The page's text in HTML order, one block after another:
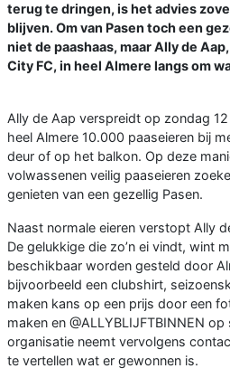
terug te dringen, is het advies
blijven. Om van Pasen toch een
niet de paashaas, maar Ally de
City FC, in heel Almere langs om
Ally de Aap verspreidt op zondag
heel Almere 10.000 paaseieren bij
deur of op het balkon. Op deze
volwassenen veilig paaseieren
genieten van een gezellig Pasen.
Naast normale eieren verstopt Ally
De gelukkige die zo’n ei vindt, wint
beschikbaar worden gesteld door
bijvoorbeeld een clubshirt,
maken kans op een prijs door een
maken en @ALLYBLIJFTBINNEN
organisatie neemt vervolgens
te vertellen wat er gewonnen is.